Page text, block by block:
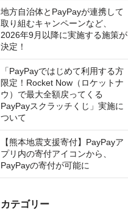
地方自治体とPayPayが連携して
取り組むキャンペーンなど、
2026年9月以降に実施する施策が
決定！
「PayPayではじめて利用する方
限定！Rocket Now（ロケットナ
ウ）で最大全額戻ってくる
PayPayスクラッチくじ」実施に
ついて
【熊本地震支援寄付】PayPayア
プリ内の寄付アイコンから、
PayPayの寄付が可能に
カテゴリー